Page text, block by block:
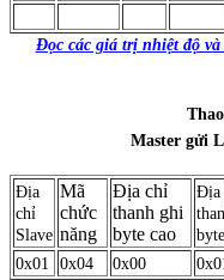
Đọc các giá trị nhiệt độ
Master gửi
Địa
chỉ
Slave
Mã
chức
năng
Địa chỉ
thanh ghi
byte cao
Địa
0x01
0x04 0x00